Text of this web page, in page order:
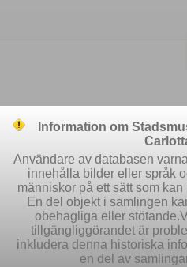
Easy search
Information om
Användare av databasen
innehålla bilder eller språk
människor på ett sätt som
En del objekt i samlingen
obehagliga eller
tillgängliggörandet är
inkludera denna historiska
en del av